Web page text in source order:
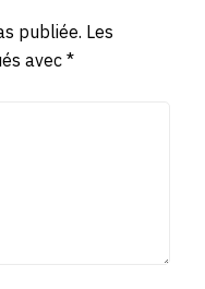
publiée. Les
avec*